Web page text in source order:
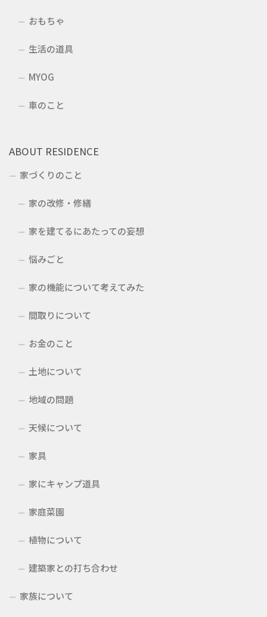
おもちゃ
生活の道具
MYOG
車のこと
ABOUT RESIDENCE
家づくりのこと
家の改修・修繕
家を建てるにあたっての妄想
悩みごと
家の機能について考えてみた
間取りについて
お金のこと
土地について
地域の問題
天候について
家具
家にキャンプ道具
家庭菜園
植物について
建築家との打ち合わせ
家族について